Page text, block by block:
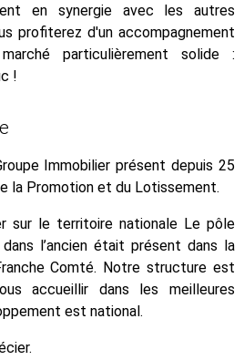
en synergie avec les autres
profiterez d'un accompagnement
particulièrement solide :
!
Immobilier présent depuis 25
la Promotion et du Lotissement.
sur le territoire nationale Le pôle
l’ancien était présent dans la
Comté. Notre structure est
accueillir dans les meilleures
est national.